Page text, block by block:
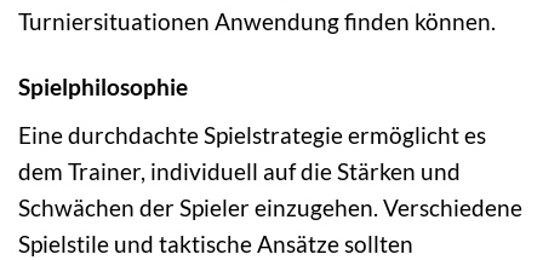
Turniersituationen Anwendung finden können.
Spielphilosophie
Eine durchdachte Spielstrategie ermöglicht es
dem Trainer, individuell auf die Stärken und
Schwächen der Spieler einzugehen. Verschiedene
Spielstile und taktische Ansätze sollten